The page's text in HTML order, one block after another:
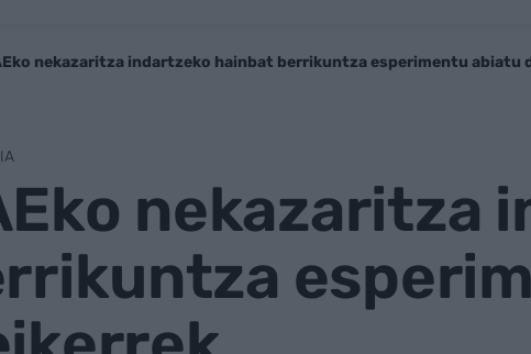
nekazaritza indartzeko hainbat berrikuntza esperimentu abiatu
nekazaritza